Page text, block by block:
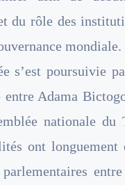
du rôle des
mondiale.
s’est poursuivie
entre Adama
nationale du
ont longuement